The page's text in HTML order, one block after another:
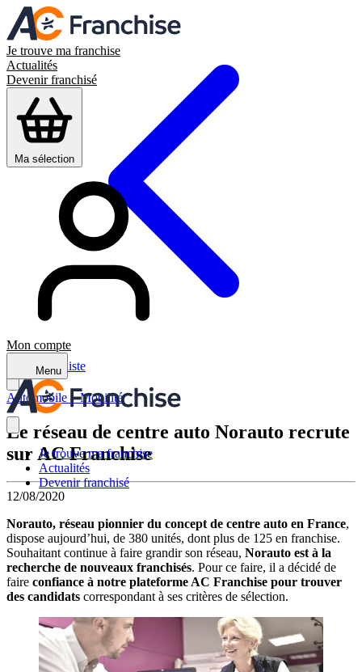
Je trouve ma franchise
Actualités
Devenir franchisé
Ma sélection
Mon compte
Menu
Je trouve ma franchise
Actualités
Devenir franchisé
Retour à la liste
Automobile – Mobilité
Le réseau de centre auto Norauto recrute
sur AC Franchise
12/08/2020
Norauto, réseau pionnier du concept de centre auto en France,
dispose aujourd’hui, de 380 unités, dont plus de 125 en franchise.
Souhaitant continue à faire grandir son réseau, Norauto est à la
recherche de nouveaux franchisés. Pour ce faire, il a décidé de
faire confiance à notre plateforme AC Franchise pour trouver
des candidats correspondant à ses critères de sélection.